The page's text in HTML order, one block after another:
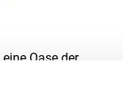
eine Oase der
Meer. Eingebettet
vereint das Resort